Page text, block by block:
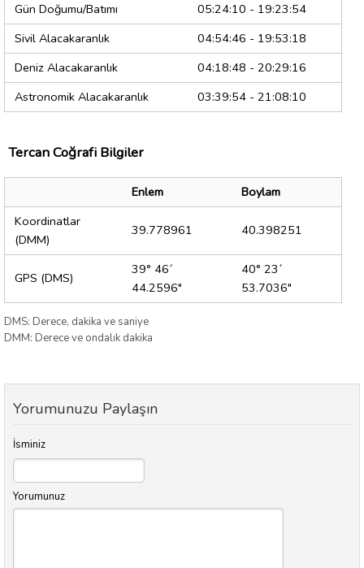
Gün Doğumu/Batımı
05:24:10 - 19:23:54
Sivil Alacakaranlık
04:54:46 - 19:53:18
Deniz Alacakaranlık
04:18:48 - 20:29:16
Astronomik Alacakaranlık
03:39:54 - 21:08:10
Tercan Coğrafi Bilgiler
Enlem
Boylam
Koordinatlar
(DMM)
39.778961 40.398251
GPS (DMS)
39° 46´
44.2596"
40° 23´
53.7036"
DMS: Derece, dakika ve saniye
DMM: Derece ve ondalık dakika
Yorumunuzu Paylaşın
İsminiz
Yorumunuz